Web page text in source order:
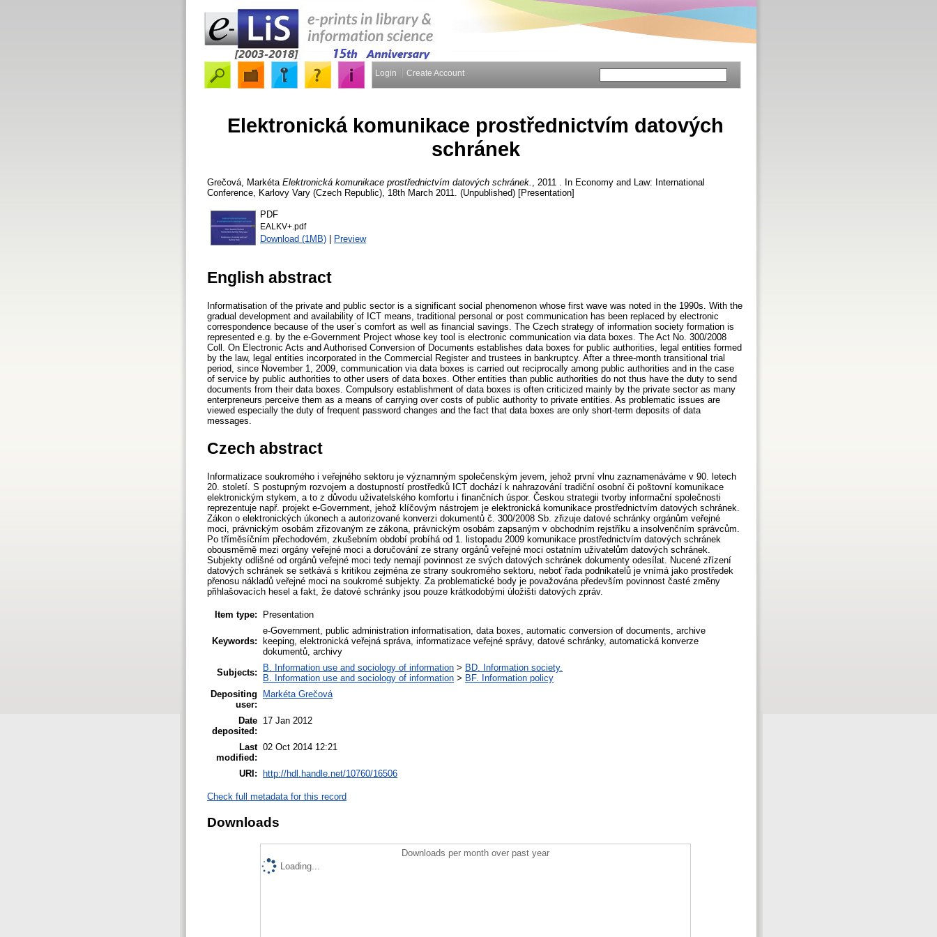
Login Create Account
Elektronická komunikace prostřednictvím datových
schránek
Grečová, Markéta Elektronická komunikace prostřednictvím datových schránek.
, 2011 . In Economy and Law: International
Conference, Karlovy Vary (Czech Republic), 18th March 2011. (Unpublished) [Presentation]
PDF
EALKV+.pdf
Download (1MB) | Preview
English abstract
Informatisation of the private and public sector is a significant social phenomenon whose first wave was noted in the 1990s. With the
gradual development and availability of ICT means, traditional personal or post communication has been replaced by electronic
correspondence because of the user´s comfort as well as financial savings. The Czech strategy of information society formation is
represented e.g. by the e-Government Project whose key tool is electronic communication via data boxes. The Act No. 300/2008
Coll. On Electronic Acts and Authorised Conversion of Documents establishes data boxes for public authorities, legal entities formed
by the law, legal entities incorporated in the Commercial Register and trustees in bankruptcy. After a three-month transitional trial
period, since November 1, 2009, communication via data boxes is carried out reciprocally among public authorities and in the case
of service by public authorities to other users of data boxes. Other entities than public authorities do not thus have the duty to send
documents from their data boxes. Compulsory establishment of data boxes is often criticized mainly by the private sector as many
enterpreneurs perceive them as a means of carrying over costs of public authority to private entities. As problematic issues are
viewed especially the duty of frequent password changes and the fact that data boxes are only short-term deposits of data
messages.
Czech abstract
Informatizace soukromého i veřejného sektoru je významným společenským jevem, jehož první vlnu zaznamenáváme v 90. letech
20. století. S postupným rozvojem a dostupností prostředků ICT dochází k nahrazování tradiční osobní či poštovní komunikace
elektronickým stykem, a to z důvodu uživatelského komfortu i finančních úspor. Českou strategii tvorby informační společnosti
reprezentuje např. projekt e-Government, jehož klíčovým nástrojem je elektronická komunikace prostřednictvím datových schránek.
Zákon o elektronických úkonech a autorizované konverzi dokumentů č. 300/2008 Sb. zřizuje datové schránky orgánům veřejné
moci, právnickým osobám zřizovaným ze zákona, právnickým osobám zapsaným v obchodním rejstříku a insolvenčním správcům.
Po tříměsíčním přechodovém, zkušebním období probíhá od 1. listopadu 2009 komunikace prostřednictvím datových schránek
obousměrně mezi orgány veřejné moci a doručování ze strany orgánů veřejné moci ostatním uživatelům datových schránek.
Subjekty odlišné od orgánů veřejné moci tedy nemají povinnost ze svých datových schránek dokumenty odesílat. Nucené zřízení
datových schránek se setkává s kritikou zejména ze strany soukromého sektoru, neboť řada podnikatelů je vnímá jako prostředek
přenosu nákladů veřejné moci na soukromé subjekty. Za problematické body je považována především povinnost časté změny
přihlašovacích hesel a fakt, že datové schránky jsou pouze krátkodobými úložišti datových zpráv.
Item type: Presentation
Keywords:
e-Government, public administration informatisation, data boxes, automatic conversion of documents, archive
keeping, elektronická veřejná správa, informatizace veřejné správy, datové schránky, automatická konverze
dokumentů, archivy
Subjects:
B. Information use and sociology of information > BD. Information society.
B. Information use and sociology of information > BF. Information policy
Depositing
user:
Markéta Grečová
Date
deposited:
17 Jan 2012
Last
modified:
02 Oct 2014 12:21
URI: http://hdl.handle.net/10760/16506
Check full metadata for this record
Downloads
Downloads per month over past year
Loading...